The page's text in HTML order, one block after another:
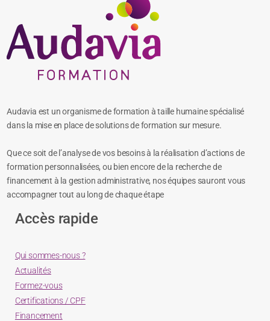
Audavia est un organisme de formation à taille humaine spécialisé
dans la mise en place de solutions de formation sur mesure.
Que ce soit de l’analyse de vos besoins à la réalisation d’actions de
formation personnalisées, ou bien encore de la recherche de
financement à la gestion administrative, nos équipes sauront vous
accompagner tout au long de chaque étape
Accès rapide
Qui sommes-nous ?
Actualités
Formez-vous
Certifications / CPF
Financement